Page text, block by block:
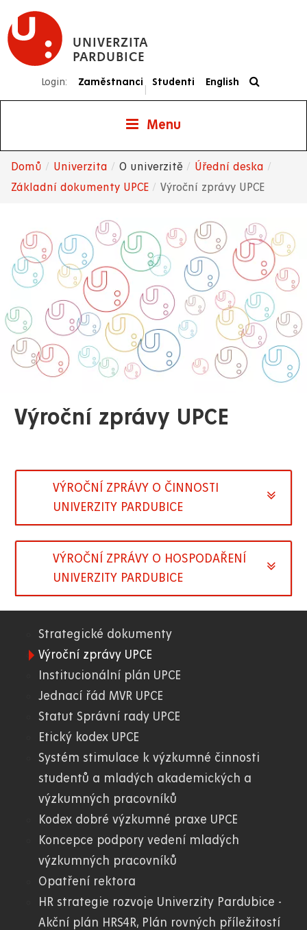
Přejít
hlavnímu
UNIVERZITA
PARDUBICE
Login: Zaměstnanci
|
Studenti English
Menu
Drobečková
Domů Univerzita O univerzitě
Úřední deska
Základní dokumenty UPCE
Výroční zprávy UPCE
Výroční zprávy UPCE
VÝROČNÍ ZPRÁVY O ČINNOSTI
UNIVERZITY PARDUBICE
VÝROČNÍ ZPRÁVY O HOSPODAŘENÍ
UNIVERZITY PARDUBICE
01.
WWW
Strategické dokumenty
Výroční zprávy UPCE
Institucionální plán UPCE
Jednací řád MVR UPCE
Statut Správní rady UPCE
Etický kodex UPCE
Systém stimulace k výzkumné činnosti
studentů a mladých akademických a
výzkumných pracovníků
Kodex dobré výzkumné praxe UPCE
Koncepce podpory vedení mladých
výzkumných pracovníků
Opatření rektora
HR strategie rozvoje Univerzity Pardubice -
Akční plán HRS4R, Plán rovných příležitostí